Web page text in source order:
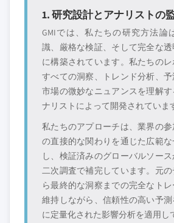
1. 研究設計とアナリストの
GMIでは、私たちの研究方法論
識、厳格な検証、そして完全な
に構築されています。私たちの
すべての洞察、トレンド分析、
市場の微妙なニュアンスを理解
ナリストによって開発されていま
私たちのアプローチは、業界の
の直接的な関わりを通じた広範
し、検証済みのグローバルソー
二次調査で補完しています。元
ら最終的な洞察までの完全なト
維持しながら、信頼性の高い予
に定量化された影響分析を適用し